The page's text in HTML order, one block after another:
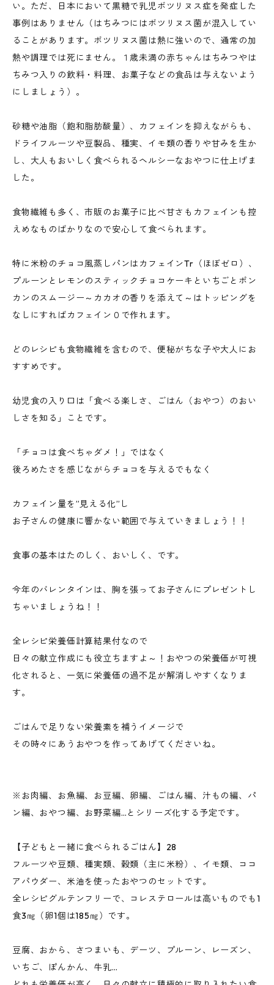
い。ただ、日本において黒糖で乳児ボツリヌス症を発症した
事例はありません（はちみつにはボツリヌス菌が混入してい
ることがあります。ボツリヌス菌は熱に強いので、通常の加
熱や調理では死にません。１歳未満の赤ちゃんはちみつやは
ちみつ入りの飲料・料理、お菓子などの食品は与えないよう
にしましょう）。
砂糖や油脂（飽和脂肪酸量）、カフェインを抑えながらも、
ドライフルーツや豆製品、種実、イモ類の香りや甘みを生か
し、大人もおいしく食べられるヘルシーなおやつに仕上げま
した。
食物繊維も多く、市販のお菓子に比べ甘さもカフェインも控
えめなものばかりなので安心して食べられます。
特に米粉のチョコ風蒸しパンはカフェインTr（ほぼゼロ）、
プルーンとレモンのスティックチョコケーキといちごとポン
カンのスムージー～カカオの香りを添えて～はトッピングを
なしにすればカフェイン０で作れます。
どのレシピも食物繊維を含むので、便秘がちな子や大人にお
すすめです。
幼児食の入り口は「食べる楽しさ、ごはん（おやつ）のおい
しさを知る」ことです。
「チョコは食べちゃダメ！」ではなく
後ろめたさを感じながらチョコを与えるでもなく
カフェイン量を”見える化”し
お子さんの健康に響かない範囲で与えていきましょう！！
食事の基本はたのしく、おいしく、です。
今年のバレンタインは、胸を張ってお子さんにプレゼントし
ちゃいましょうね！！
全レシピ栄養価計算結果付なので
日々の献立作成にも役立ちますよ～！おやつの栄養価が可視
化されると、一気に栄養価の過不足が解消しやすくなりま
す。
ごはんで足りない栄養素を補うイメージで
その時々にあうおやつを作ってあげてくださいね。
※お肉編、お魚編、お豆編、卵編、ごはん編、汁もの編、パ
ン編、おやつ編、お野菜編…とシリーズ化する予定です。
【子どもと一緒に食べられるごはん】28
フルーツや豆類、種実類、穀類（主に米粉）、イモ類、ココ
アパウダー、米油を使ったおやつのセットです。
全レシピグルテンフリーで、コレステロールは高いものでも1
食3㎎（卵1個は185㎎）です。
豆腐、おから、さつまいも、デーツ、プルーン、レーズン、
いちご、ぽんかん、牛乳…